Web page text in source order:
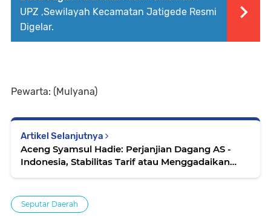
UPZ ,Sewilayah Kecamatan Jatigede Resmi
Digelar.
Pewarta: (Mulyana)
Artikel Selanjutnya
Aceng Syamsul Hadie: Perjanjian Dagang AS -
Indonesia, Stabilitas Tarif atau Menggadaikan
Seputar Daerah